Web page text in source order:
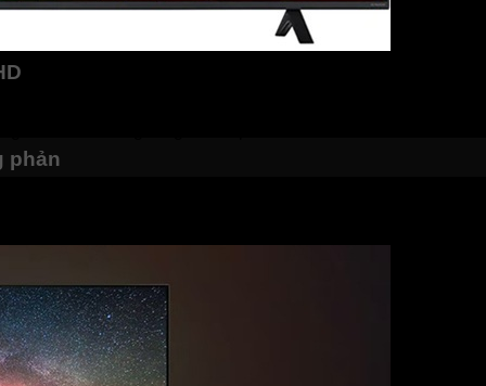
HD 4K trên tivi LG 65NANO81TSA, sắc nét gấp 4 lần
đắm chìm trong từng thước phim.
phản
mang đến độ tương phản tối ưu, cho phép bạn thưởng
những cảnh tối sẽ hiển thị rõ nét hơn, mang đến trải